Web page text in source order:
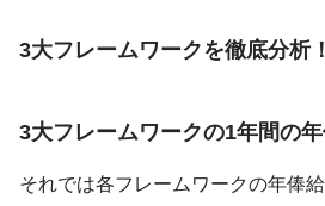
3大フレームワークを徹底分析！
3大フレームワークの1年間の
それでは各フレームワークの年俸